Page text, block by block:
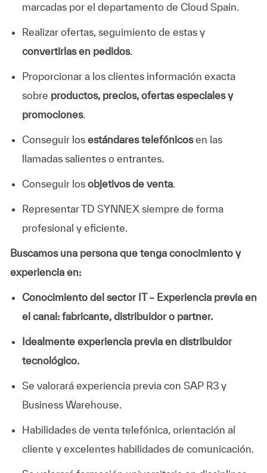
marcadas por el departamento de Cloud Spain.
Realizar ofertas, seguimiento de estas y
convertirlas en pedidos.
Proporcionar a los clientes información exacta
sobre productos, precios, ofertas especiales y
promociones.
Conseguir los estándares telefónicosen las
llamadas salientes o entrantes.
Conseguir los objetivos de venta.
Representar TD SYNNEX siempre de forma
profesional y eficiente.
Buscamos una persona que tenga conocimiento y
experiencia en:
Conocimiento del sector IT – Experiencia previa en
el canal: fabricante, distribuidor o partner.
Idealmente experiencia previa en distribuidor
tecnológico.
Se valorará experiencia previa con SAP R3 y
Business Warehouse.
Habilidades de venta telefónica, orientación al
cliente y excelentes habilidades de comunicación.